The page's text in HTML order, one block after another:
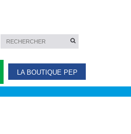
LA BOUTIQUE PEP